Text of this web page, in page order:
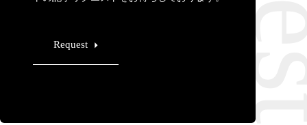
Request